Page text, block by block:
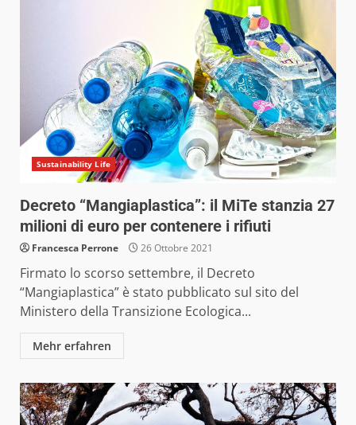
Sustainability Life
Decreto “Mangiaplastica”: il MiTe stanzia 27
milioni di euro per contenere i rifiuti
Francesca Perrone 26 Ottobre 2021
Firmato lo scorso settembre, il Decreto
“Mangiaplastica” è stato pubblicato sul sito del
Ministero della Transizione Ecologica...
Mehr erfahren